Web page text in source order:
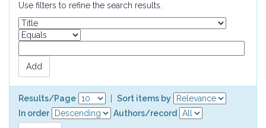
Use filters to refine the search results.
Results/Page
Sort items by
In order
Authors/record